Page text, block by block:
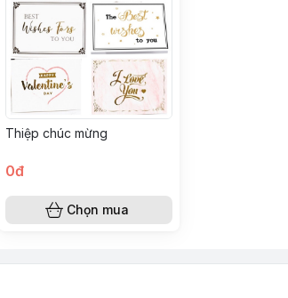
Thiệp chúc mừng
0đ
Chọn mua